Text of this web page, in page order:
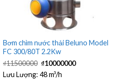
Bơm chìm nước thải Beluno Model
FC 300/80T 2.2Kw
₫11500000 Giá
gốc
là:
₫10000000Giá
hiện
Lưu Lượng:48 m³/h